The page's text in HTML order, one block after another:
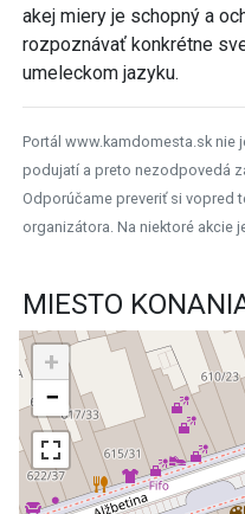
akej miery je schopný a
rozpoznávať konkrétne
umeleckom jazyku.
Portál www.kamdomesta.sk nie
podujatí a preto nezodpovedá
Odporúčame preveriť si vopred
organizátora. Na niektoré akcie
MIESTO
+
−